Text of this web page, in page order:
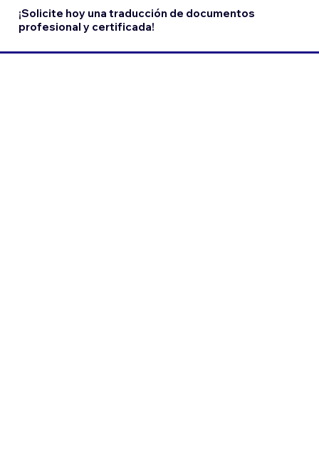
¡Solicite hoy una traducción de documentos
profesional y certificada!